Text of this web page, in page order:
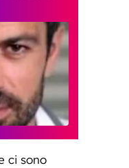
ci sono